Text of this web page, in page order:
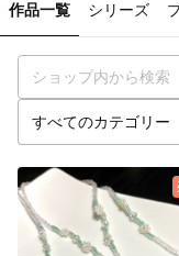
作品一覧 シリーズ